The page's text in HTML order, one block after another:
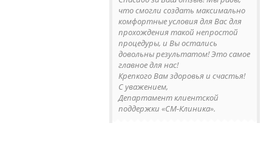
что смогли создать максимально
комфортные условия для Вас для
прохождения такой непростой
процедуры, и Вы остались
довольны результатом! Это самое
главное для нас!
Крепкого Вам здоровья и счастья!
С уважением,
Департамент клиентской
поддержки «СМ-Клиника».